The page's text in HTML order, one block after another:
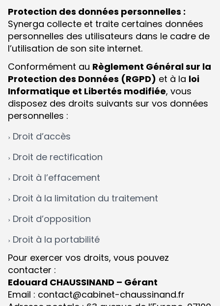
Protection des données personnelles :
Synerga collecte et traite certaines données
personnelles des utilisateurs dans le cadre de
l’utilisation de son site internet.
Conformément au Règlement Général sur la
Protection des Données (RGPD) et à la loi
Informatique et Libertés modifiée, vous
disposez des droits suivants sur vos données
personnelles :
Droit d’accès
Droit de rectification
Droit à l’effacement
Droit à la limitation du traitement
Droit d’opposition
Droit à la portabilité
Pour exercer vos droits, vous pouvez
contacter :
Edouard CHAUSSINAND – Gérant
Email : contact@cabinet-chaussinand.fr